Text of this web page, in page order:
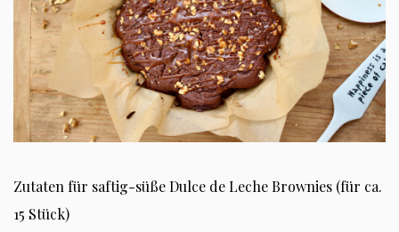
Zutaten für saftig-süße Dulce de Leche Brownies (für ca.
15 Stück)